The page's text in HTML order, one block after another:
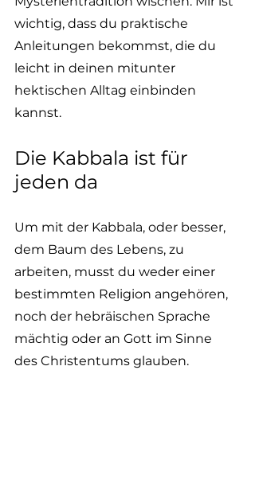
wichtig, dass du praktische
Anleitungen bekommst, die du
leicht in deinen mitunter
hektischen Alltag einbinden
kannst.
Die Kabbala ist für
jeden da
Um mit der Kabbala, oder besser,
dem Baum des Lebens, zu
arbeiten, musst du weder einer
bestimmten Religion angehören,
noch der hebräischen Sprache
mächtig oder an Gott im Sinne
des Christentums glauben.